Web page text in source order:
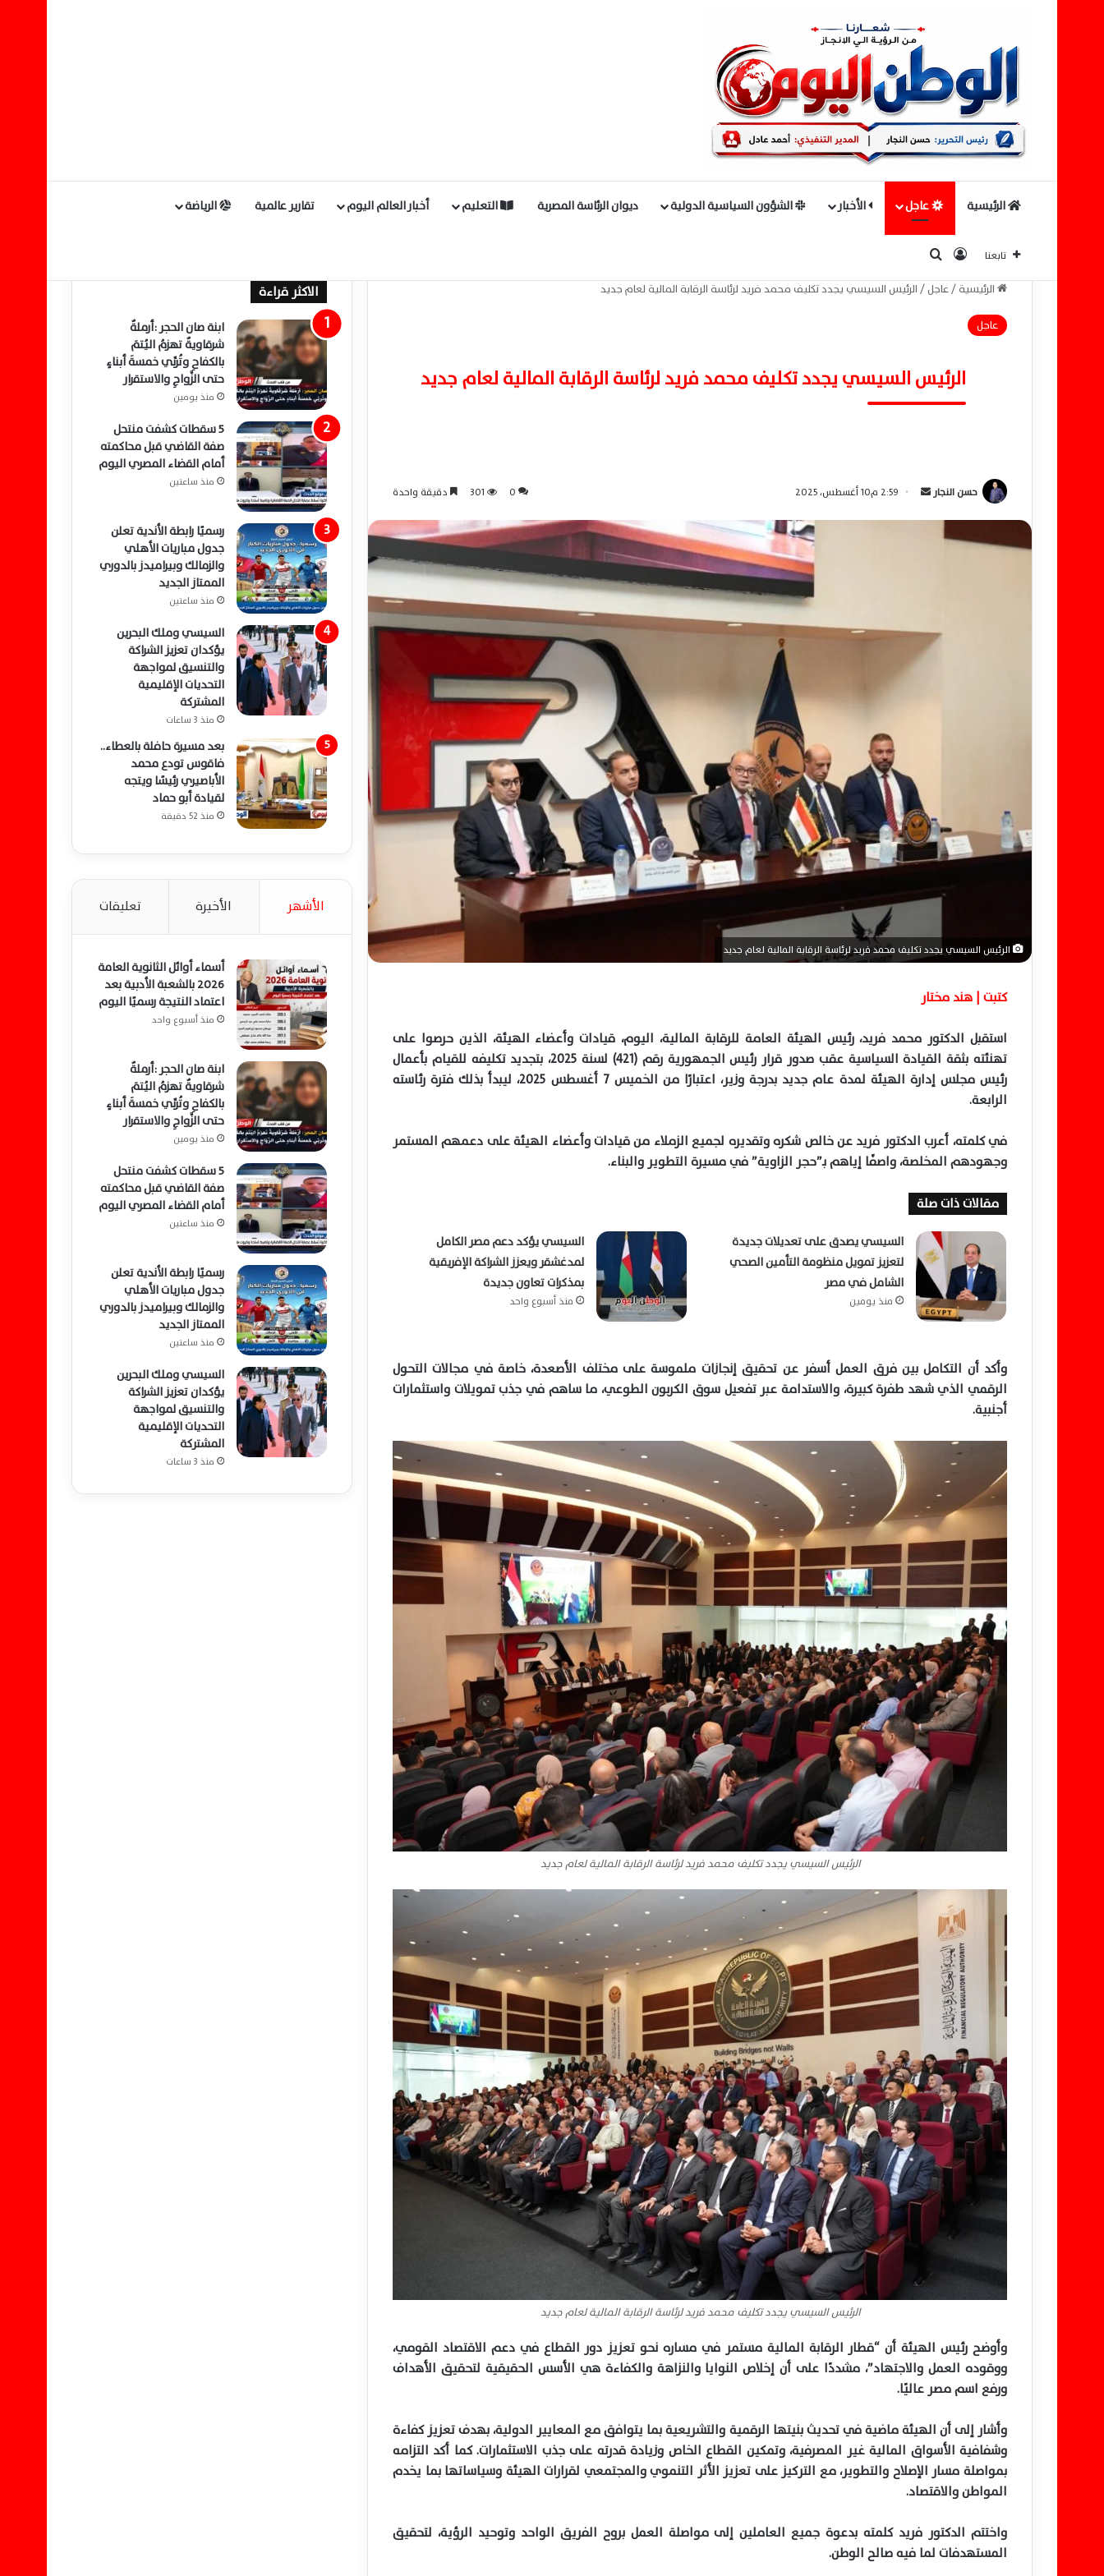
الرئيسية عاجل الأخبار الشؤون السياسية الدولية ديوان الرئاسة المصرية التعليم أخبار العالم اليوم تقارير عالمية الرياضة
تابعنا تسجيل الدخول
الرئيسية/عاجل/الرئيس السيسي يجدد تكليف محمد فريد لرئاسة الرقابة المالية لعام جديد
عاجل
الرئيس السيسي يجدد تكليف محمد فريد لرئاسة الرقابة المالية لعام جديد
حسن النجار
د
ن
ي
ا
2:59 م10 أغسطس، 2025 0
301 دقيقة واحدة
الرئيس السيسي يجدد تكليف محمد فريد لرئاسة الرقابة المالية لعام جديد
كتبت | هند مختار
استقبل الدكتور محمد فريد، رئيس الهيئة العامة للرقابة المالية، اليوم، قيادات وأعضاء الهيئة، الذين حرصوا على
تهنئته بثقة القيادة السياسية عقب صدور قرار رئيس الجمهورية رقم (421) لسنة 2025، بتجديد تكليفه للقيام بأعمال
رئيس مجلس إدارة الهيئة لمدة عام جديد بدرجة وزير، اعتبارًا من الخميس 7 أغسطس 2025، ليبدأ بذلك فترة رئاسته
الرابعة.
في كلمته، أعرب الدكتور فريد عن خالص شكره وتقديره لجميع الزملاء من قيادات وأعضاء الهيئة على دعمهم المستمر
وجهودهم المخلصة، واصفًا إياهم بـ”حجر الزاوية” في مسيرة التطوير والبناء.
مقالات ذات صلة
السيسي يصدق على تعديلات جديدة
لتعزيز تمويل منظومة التأمين الصحي
الشامل في مصر
منذ يومين
السيسي يؤكد دعم مصر الكامل
لمدغشقر ويعزز الشراكة الإفريقية
بمذكرات تعاون جديدة
منذ أسبوع واحد
وأكد أن التكامل بين فرق العمل أسفر عن تحقيق إنجازات ملموسة على مختلف الأصعدة، خاصة في مجالات التحول
الرقمي الذي شهد طفرة كبيرة، والاستدامة عبر تفعيل سوق الكربون الطوعي، ما ساهم في جذب تمويلات واستثمارات
أجنبية.
الرئيس السيسي يجدد تكليف محمد فريد لرئاسة الرقابة المالية لعام جديد
الرئيس السيسي يجدد تكليف محمد فريد لرئاسة الرقابة المالية لعام جديد
وأوضح رئيس الهيئة أن “قطار الرقابة المالية مستمر في مساره نحو تعزيز دور القطاع في دعم الاقتصاد القومي،
ووقوده العمل والاجتهاد”، مشددًا على أن إخلاص النوايا والنزاهة والكفاءة هي الأسس الحقيقية لتحقيق الأهداف
ورفع اسم مصر عاليًا.
وأشار إلى أن الهيئة ماضية في تحديث بنيتها الرقمية والتشريعية بما يتوافق مع المعايير الدولية، بهدف تعزيز كفاءة
وشفافية الأسواق المالية غير المصرفية، وتمكين القطاع الخاص وزيادة قدرته على جذب الاستثمارات. كما أكد التزامه
بمواصلة مسار الإصلاح والتطوير، مع التركيز على تعزيز الأثر التنموي والمجتمعي لقرارات الهيئة وسياساتها بما يخدم
المواطن والاقتصاد.
واختتم الدكتور فريد كلمته بدعوة جميع العاملين إلى مواصلة العمل بروح الفريق الواحد وتوحيد الرؤية، لتحقيق
المستهدفات لما فيه صالح الوطن.
الاكثر قراءة
ابنة صان الحجر :أرملةٌ
شرقاويةٌ تهزمُ اليُتمَ
بالكفاحِ وتُربِّي خمسةَ أبناءٍ
حتى الزَّواجِ والاستقرار
منذ يومين
5 سقطات كشفت منتحل
صفة القاضي قبل محاكمته
أمام القضاء المصري اليوم
منذ ساعتين
رسميًا رابطة الأندية تعلن
جدول مباريات الأهلي
والزمالك وبيراميدز بالدوري
الممتاز الجديد
منذ ساعتين
السيسي وملك البحرين
يؤكدان تعزيز الشراكة
والتنسيق لمواجهة
التحديات الإقليمية
المشتركة
منذ 3 ساعات
بعد مسيرة حافلة بالعطاء..
فاقوس تودع محمد
الأباصيري رئيسًا ويتجه
لقيادة أبو حماد
منذ 52 دقيقة
الأشهر الأخيرة تعليقات
أسماء أوائل الثانوية العامة
2026 بالشعبة الأدبية بعد
اعتماد النتيجة رسميًا اليوم
منذ أسبوع واحد
ابنة صان الحجر :أرملةٌ
شرقاويةٌ تهزمُ اليُتمَ
بالكفاحِ وتُربِّي خمسةَ أبناءٍ
حتى الزَّواجِ والاستقرار
منذ يومين
5 سقطات كشفت منتحل
صفة القاضي قبل محاكمته
أمام القضاء المصري اليوم
منذ ساعتين
رسميًا رابطة الأندية تعلن
جدول مباريات الأهلي
والزمالك وبيراميدز بالدوري
الممتاز الجديد
منذ ساعتين
السيسي وملك البحرين
يؤكدان تعزيز الشراكة
والتنسيق لمواجهة
التحديات الإقليمية
المشتركة
منذ 3 ساعات